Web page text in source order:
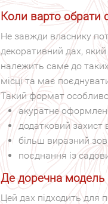
Коли варто обрати
Не завжди власнику
декоративний дах,
належить саме до
місці та має
Такий формат
акуратне
додатковий захист
більш виразний
поєднання із
Де доречна модель
Цей дах підходить для